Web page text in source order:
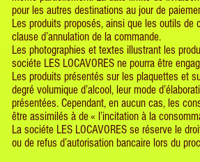
pour les autres destinations au jour de
Les produits proposés, ainsi que les outils
clause d’annulation de la commande.
Les photographies et textes illustrant les
sociéte LES LOCAVORES ne pourra être
Les produits présentés sur les plaquettes et
degré volumique d’alcool, leur mode
présentées. Cependant, en aucun cas, les
être assimilés à de « l’incitation à la
La sociéte LES LOCAVORES se réserve le
ou de refus d’autorisation bancaire lors du